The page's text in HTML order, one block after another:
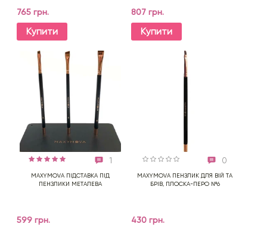
765 грн.
Купити
807 грн.
Купити
1
MAXYMOVA ПІДСТАВКА ПІД
ПЕНЗЛИКИ МЕТАЛЕВА
599 грн.
0
MAXYMOVA ПЕНЗЛИК ДЛЯ ВІЙ ТА
БРІВ, ПЛОСКА-ПЕРО №6
430 грн.